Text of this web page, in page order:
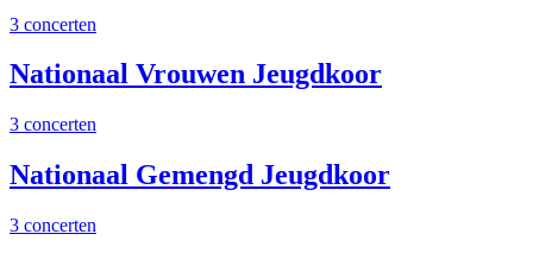
3 concerten
Nationaal Vrouwen Jeugdkoor
3 concerten
Nationaal Gemengd Jeugdkoor
3 concerten